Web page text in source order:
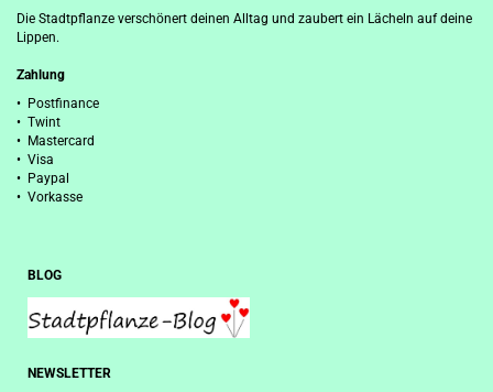
Die Stadtpflanze verschönert deinen Alltag und zaubert ein Lächeln auf deine
Lippen.
Zahlung
• Postfinance
• Twint
• Mastercard
• Visa
• Paypal
• Vorkasse
BLOG
NEWSLETTER